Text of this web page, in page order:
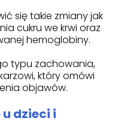
się takie zmiany jak
cukru we krwi oraz
hemoglobiny.
typu zachowania,
który omówi
objawów.
dzieci i